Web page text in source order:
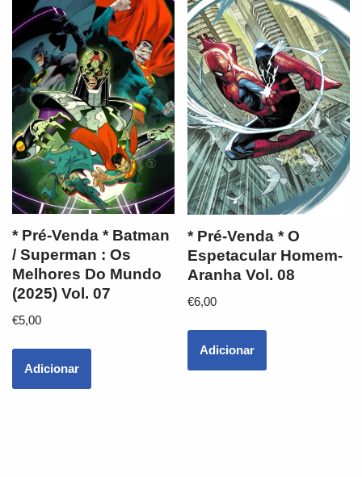
* Pré-Venda * Batman
/ Superman : Os
Melhores Do Mundo
(2025) Vol. 07
€5,00
Adicionar
* Pré-Venda * O
Espetacular Homem-
Aranha Vol. 08
€6,00
Adicionar